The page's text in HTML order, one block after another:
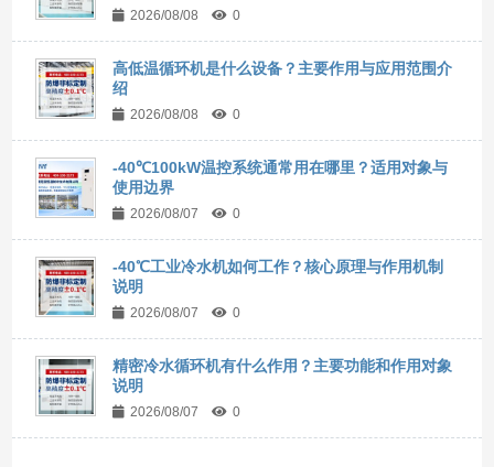
2026/08/08 0
高低温循环机是什么设备？主要作用与应用范围介
绍
2026/08/08 0
-40℃100kW温控系统通常用在哪里？适用对象与
使用边界
2026/08/07 0
-40℃工业冷水机如何工作？核心原理与作用机制
说明
2026/08/07 0
精密冷水循环机有什么作用？主要功能和作用对象
说明
2026/08/07 0